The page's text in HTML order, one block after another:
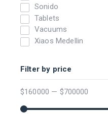
Sonido
Tablets
Vacuums
Xiaos Medellin
Filter by price
$160000 — $700000